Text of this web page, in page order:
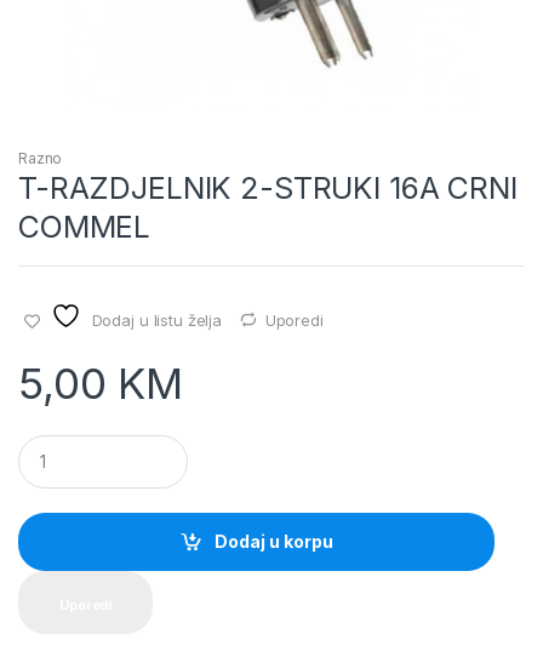
Razno
T-RAZDJELNIK 2-STRUKI 16A CRNI
COMMEL
Dodaj u listu želja Uporedi
5,00 KM
Q
u
a
t
i
Dodaj u korpu